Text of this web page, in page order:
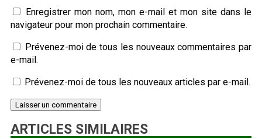
Enregistrer mon nom, mon e-mail et mon site dans le
navigateur pour mon prochain commentaire.
Prévenez-moi de tous les nouveaux commentaires par
e-mail.
Prévenez-moi de tous les nouveaux articles par e-mail.
ARTICLES SIMILAIRES